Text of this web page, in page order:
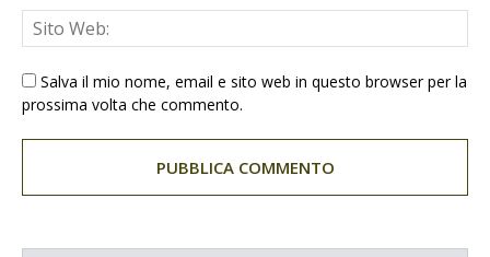
Salva il mio nome, email e sito web in questo browser per la
prossima volta che commento.